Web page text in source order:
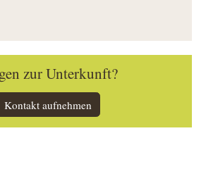
zur Unterkunft?
Kontakt aufnehmen